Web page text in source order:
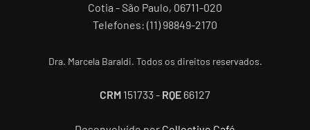
Cotia - São Paulo, 06711-020
Telefones: (11) 98849-2170
Dra. Marcela Baraldi. Todos os direitos reservados.
CRM 151733 - RQE 66127